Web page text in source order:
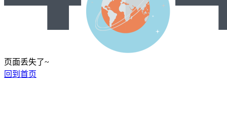
页面丢失了~
回到首页